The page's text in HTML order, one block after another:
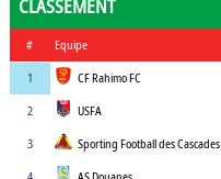
CLASSEMENT
# Equipe
1
CF Rahimo FC
2
USFA
3
Sporting Football des Cascades